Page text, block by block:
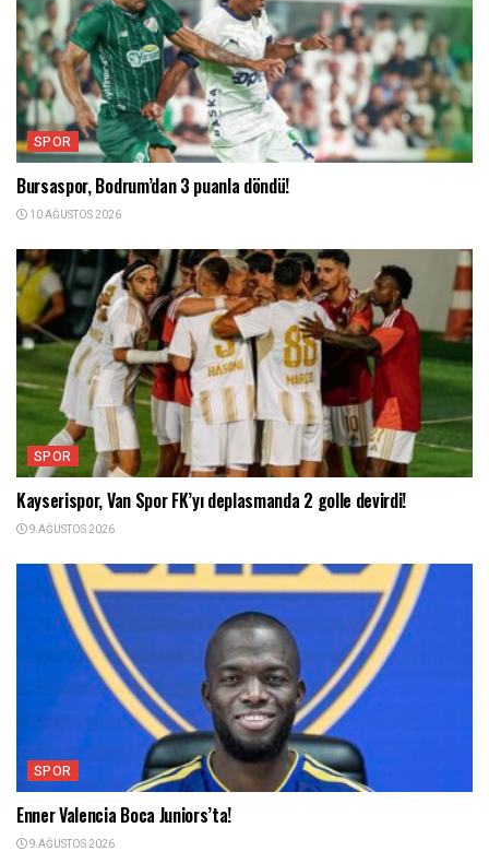
SPOR
Bursaspor, Bodrum’dan 3 puanla döndü!
10 AĞUSTOS 2026
SPOR
Kayserispor, Van Spor FK’yı deplasmanda 2 golle devirdi!
9 AĞUSTOS 2026
SPOR
Enner Valencia Boca Juniors’ta!
9 AĞUSTOS 2026